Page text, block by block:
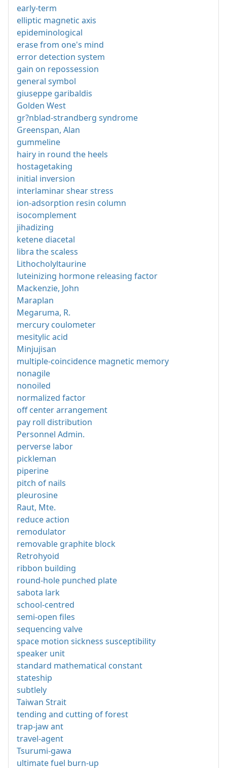
early-term
elliptic magnetic axis
epideminological
erase from one's mind
error detection system
gain on repossession
general symbol
giuseppe garibaldis
Golden West
gr?nblad-strandberg syndrome
Greenspan, Alan
gummeline
hairy in round the heels
hostagetaking
initial inversion
interlaminar shear stress
ion-adsorption resin column
isocomplement
jihadizing
ketene diacetal
libra the scaless
Lithocholyltaurine
luteinizing hormone releasing factor
Mackenzie, John
Maraplan
Megaruma, R.
mercury coulometer
mesitylic acid
Minjujisan
multiple-coincidence magnetic memory
nonagile
nonoiled
normalized factor
off center arrangement
pay roll distribution
Personnel Admin.
perverse labor
pickleman
piperine
pitch of nails
pleurosine
Raut, Mte.
reduce action
remodulator
removable graphite block
Retrohyoid
ribbon building
round-hole punched plate
sabota lark
school-centred
semi-open files
sequencing valve
space motion sickness susceptibility
speaker unit
standard mathematical constant
stateship
subtlely
Taiwan Strait
tending and cutting of forest
trap-jaw ant
travel-agent
Tsurumi-gawa
ultimate fuel burn-up